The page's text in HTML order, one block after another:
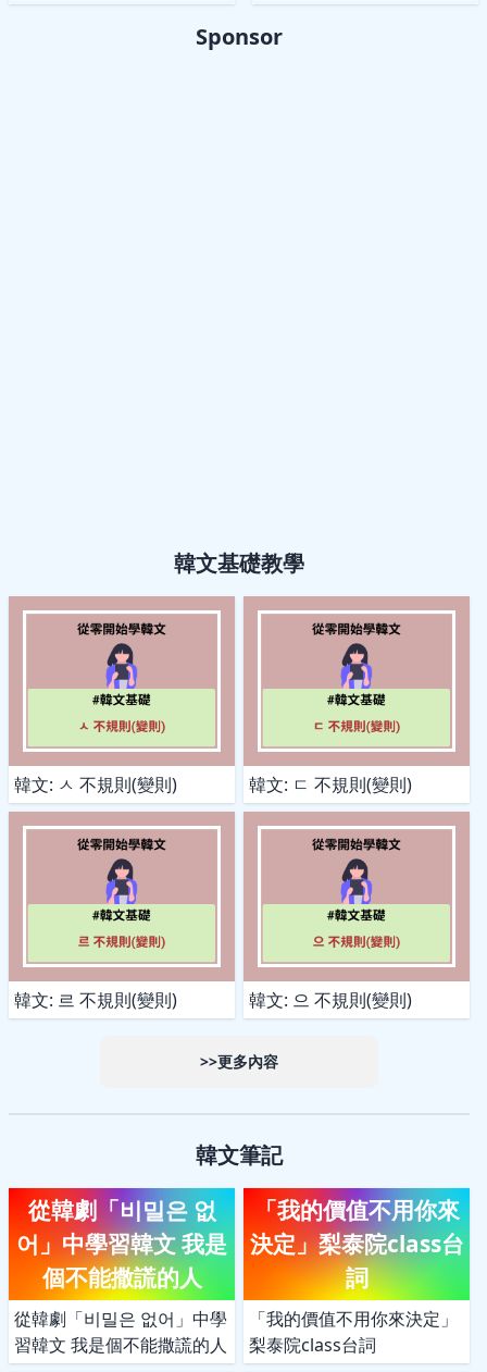
Sponsor
韓文基礎教學
韓文: ㅅ 不規則(變則) 韓文: ㄷ 不規則(變則)
韓文: 르 不規則(變則) 韓文: 으 不規則(變則)
>>更多內容
韓文筆記
從韓劇「비밀은 없
어」中學習韓文 我是
個不能撒謊的人
從韓劇「비밀은 없어」中學
習韓文 我是個不能撒謊的人
「我的價值不用你來
決定」梨泰院class台
詞
「我的價值不用你來決定」
梨泰院class台詞